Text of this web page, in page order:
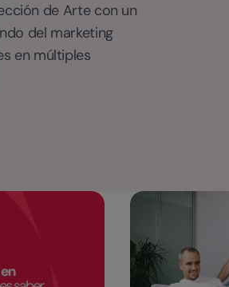
de Arte con un
del marketing
en múltiples